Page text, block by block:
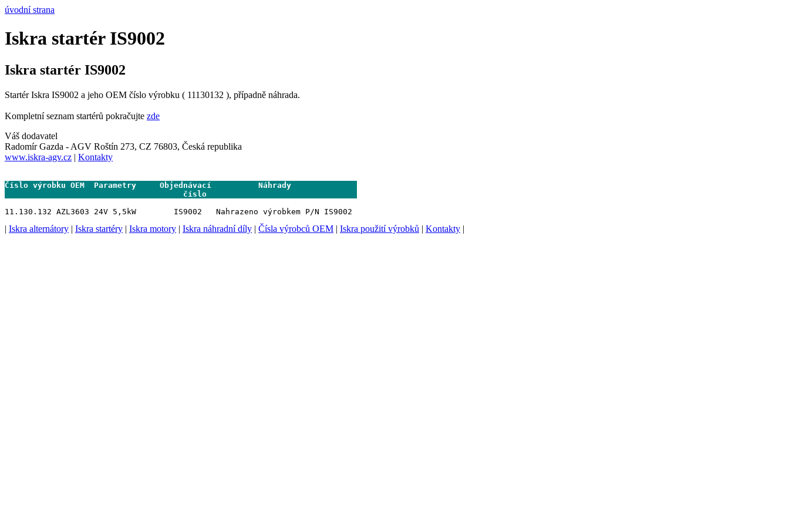
úvodní strana
Iskra startér IS9002
Iskra startér IS9002
Startér Iskra IS9002 a jeho OEM číslo výrobku ( 11130132 ), případně náhrada.
Kompletní seznam startérů pokračujte zde
Váš dodavatel
Radomír Gazda - AGV Roštín 273, CZ 76803, Česká republika
www.iskra-agv.cz | Kontakty
Číslo výrobku OEM  Parametry     Objednávací          Náhrady
                                      číslo
| Iskra alternátory | Iskra startéry | Iskra motory | Iskra náhradní díly | Čísla výrobců OEM | Iskra použití výrobků | Kontakty |